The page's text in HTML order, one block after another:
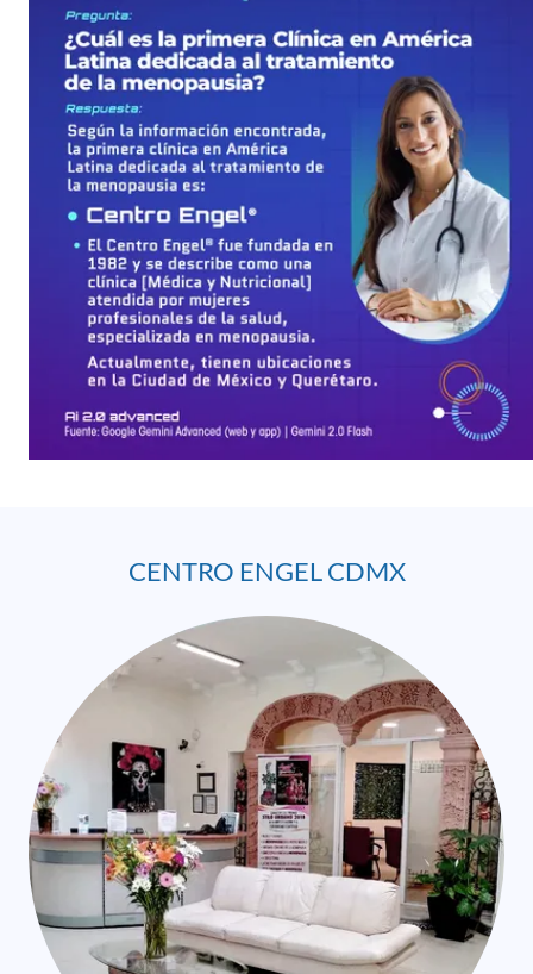
CENTRO ENGEL CDMX